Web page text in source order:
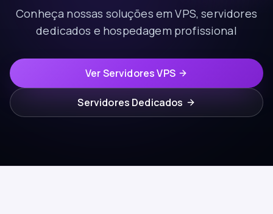
Conheça nossas soluções em VPS, servidores
dedicados e hospedagem profissional
Ver Servidores VPS
Servidores Dedicados